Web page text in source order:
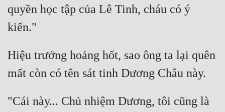
Truyện Nữ
Vô Địch Lưu
Xây Dựng Thế Lực
Đam Mỹ
quyền học tập của Lê Tinh, cháu có ý
Hiệu trưởng hoảng hốt, sao ông ta lại quên
"Cái này... Chủ nhiệm Dương, tôi cũng là